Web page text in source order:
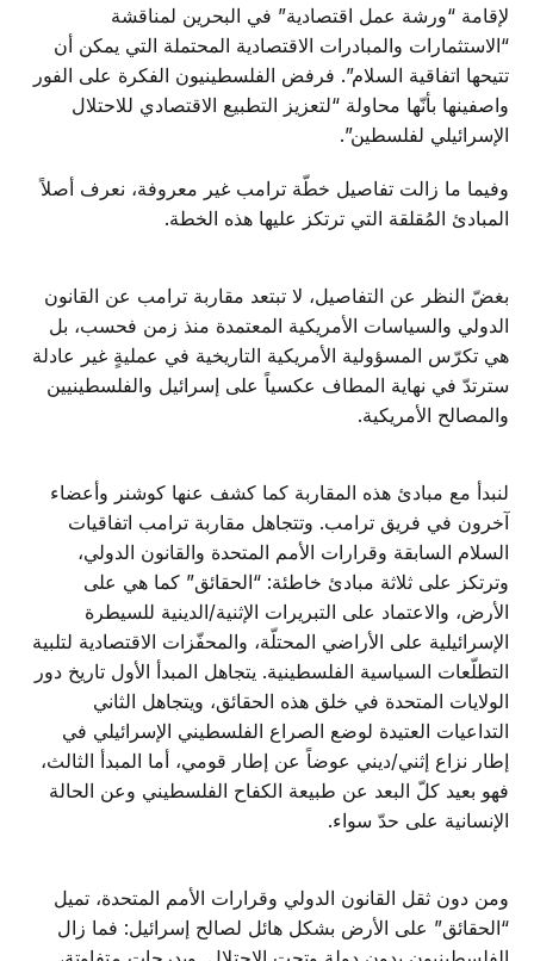
لإقامة “ورشة عمل اقتصادية” في البحرين لمناقشة
“الاستثمارات والمبادرات الاقتصادية المحتملة التي يمكن أن
تتيحها اتفاقية السلام”. فرفض الفلسطينيون الفكرة على الفور
واصفينها بأنّها محاولة “لتعزيز التطبيع الاقتصادي للاحتلال
الإسرائيلي لفلسطين”.
وفيما ما زالت تفاصيل خطّة ترامب غير معروفة، نعرف أصلاً
المبادئ المُقلقة التي ترتكز عليها هذه الخطة.
بغضّ النظر عن التفاصيل، لا تبتعد مقاربة ترامب عن القانون
الدولي والسياسات الأمريكية المعتمدة منذ زمن فحسب، بل
هي تكرّس المسؤولية الأمريكية التاريخية في عمليةٍ غير عادلة
سترتدّ في نهاية المطاف عكسياً على إسرائيل والفلسطينيين
والمصالح الأمريكية.
لنبدأ مع مبادئ هذه المقاربة كما كشف عنها كوشنر وأعضاء
آخرون في فريق ترامب. وتتجاهل مقاربة ترامب اتفاقيات
السلام السابقة وقرارات الأمم المتحدة والقانون الدولي،
وترتكز على ثلاثة مبادئ خاطئة: “الحقائق” كما هي على
الأرض، والاعتماد على التبريرات الإثنية/الدينية للسيطرة
الإسرائيلية على الأراضي المحتلّة، والمحفّزات الاقتصادية لتلبية
التطلّعات السياسية الفلسطينية. يتجاهل المبدأ الأول تاريخ دور
الولايات المتحدة في خلق هذه الحقائق، ويتجاهل الثاني
التداعيات العتيدة لوضع الصراع الفلسطيني الإسرائيلي في
إطار نزاع إثني/ديني عوضاً عن إطار قومي، أما المبدأ الثالث،
فهو بعيد كلّ البعد عن طبيعة الكفاح الفلسطيني وعن الحالة
الإنسانية على حدّ سواء.
ومن دون ثقل القانون الدولي وقرارات الأمم المتحدة، تميل
“الحقائق” على الأرض بشكل هائل لصالح إسرائيل: فما زال